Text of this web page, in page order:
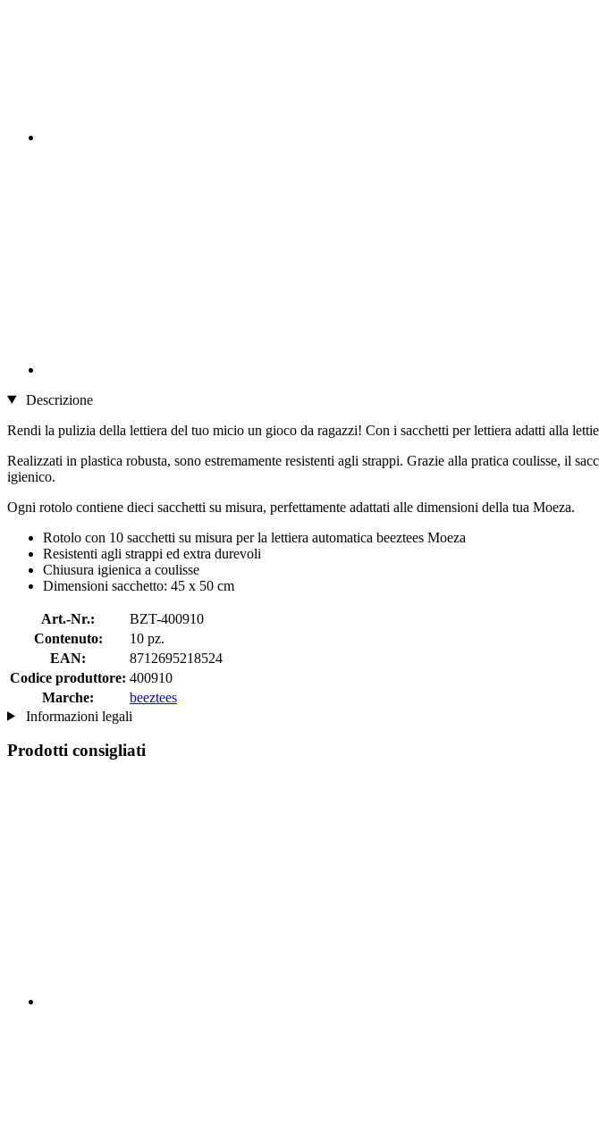
Descrizione
Rendi la pulizia della lettiera del tuo micio un gioco da ragazzi! Con i sacchetti per lettiera adatti alla
Realizzati in plastica robusta, sono estremamente resistenti agli strappi. Grazie alla pratica coulisse, il
igienico.
Ogni rotolo contiene dieci sacchetti su misura, perfettamente adattati alle dimensioni della tua Moeza.
Rotolo con 10 sacchetti su misura per la lettiera automatica beeztees Moeza
Resistenti agli strappi ed extra durevoli
Chiusura igienica a coulisse
Dimensioni sacchetto: 45 x 50 cm
Art.-Nr.:
BZT-400910
Contenuto:
10 pz.
EAN:
8712695218524
Codice produttore: 400910
Marche:
beeztees
Informazioni legali
Prodotti consigliati